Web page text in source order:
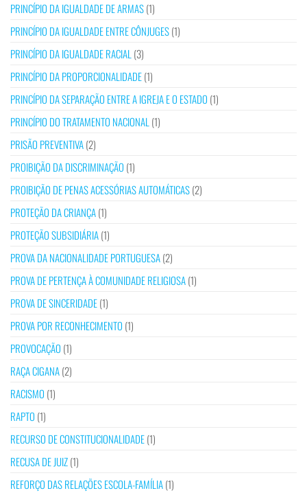
PRINCÍPIO DA IGUALDADE DE ARMAS(1)
PRINCÍPIO DA IGUALDADE ENTRE CÔNJUGES(1)
PRINCÍPIO DA IGUALDADE RACIAL (3)
PRINCÍPIO DA PROPORCIONALIDADE(1)
PRINCÍPIO DA SEPARAÇÃO ENTRE A IGREJA E O ESTADO (1)
PRINCÍPIO DO TRATAMENTO NACIONAL (1)
PRISÃO PREVENTIVA(2)
PROIBIÇÃO DA DISCRIMINAÇÃO (1)
PROIBIÇÃO DE PENAS ACESSÓRIAS AUTOMÁTICAS(2)
PROTEÇÃO DA CRIANÇA(1)
PROTEÇÃO SUBSIDIÁRIA(1)
PROVA DA NACIONALIDADE PORTUGUESA(2)
PROVA DE PERTENÇA À COMUNIDADE RELIGIOSA(1)
PROVA DE SINCERIDADE(1)
PROVA POR RECONHECIMENTO (1)
PROVOCAÇÃO (1)
RAÇA CIGANA(2)
RACISMO (1)
RAPTO (1)
RECURSO DE CONSTITUCIONALIDADE(1)
RECUSA DE JUIZ(1)
REFORÇO DAS RELAÇÕES ESCOLA-FAMÍLIA(1)